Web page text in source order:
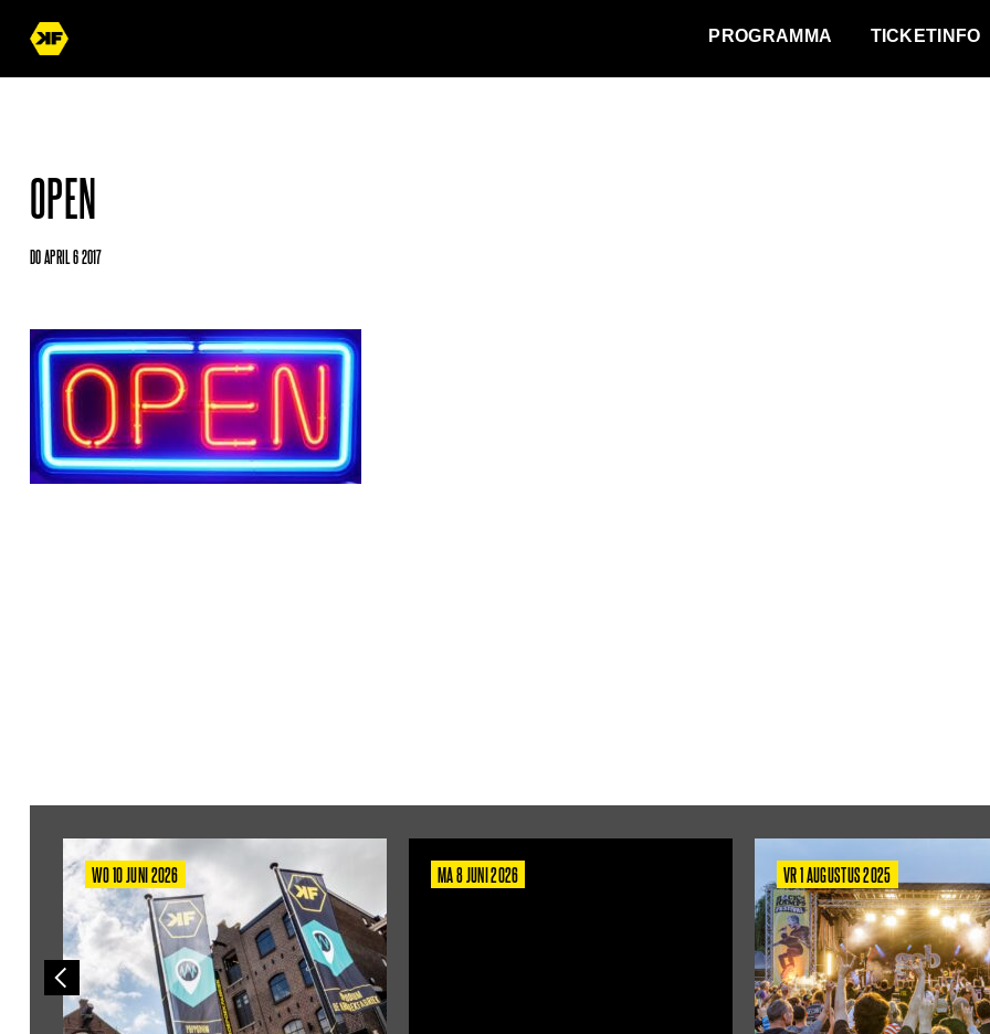
PROGRAMMA TICKETINFO
OPEN
DO APRIL 6 2017
WO 10 JUNI 2026 MA 8 JUNI 2026 VR 1 AUGUSTUS 2025